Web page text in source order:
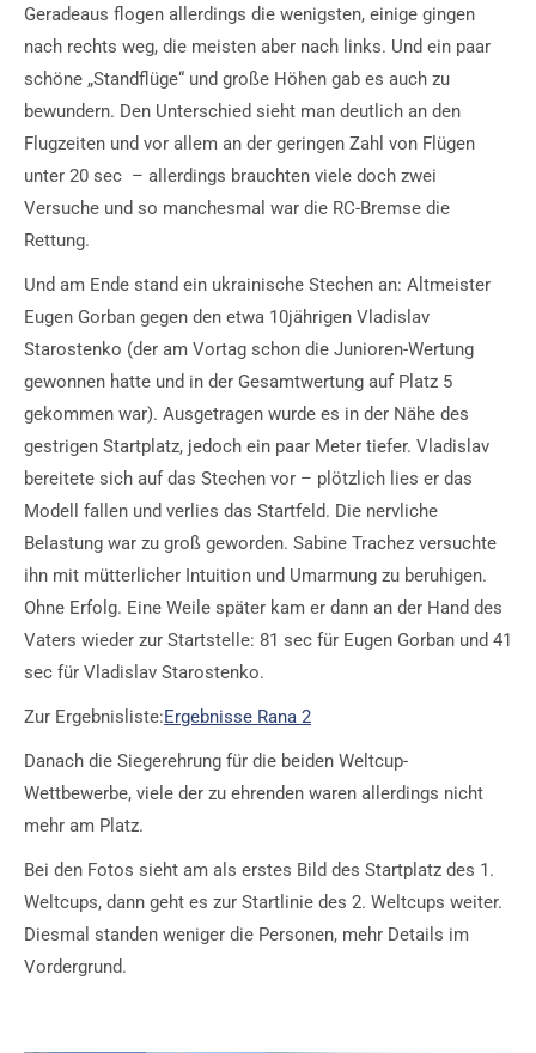
Geradeaus flogen allerdings die wenigsten, einige gingen
nach rechts weg, die meisten aber nach links. Und ein paar
schöne „Standflüge“ und große Höhen gab es auch zu
bewundern. Den Unterschied sieht man deutlich an den
Flugzeiten und vor allem an der geringen Zahl von Flügen
unter 20 sec – allerdings brauchten viele doch zwei
Versuche und so manchesmal war die RC-Bremse die
Rettung.
Und am Ende stand ein ukrainische Stechen an: Altmeister
Eugen Gorban gegen den etwa 10jährigen Vladislav
Starostenko (der am Vortag schon die Junioren-Wertung
gewonnen hatte und in der Gesamtwertung auf Platz 5
gekommen war). Ausgetragen wurde es in der Nähe des
gestrigen Startplatz, jedoch ein paar Meter tiefer. Vladislav
bereitete sich auf das Stechen vor – plötzlich lies er das
Modell fallen und verlies das Startfeld. Die nervliche
Belastung war zu groß geworden. Sabine Trachez versuchte
ihn mit mütterlicher Intuition und Umarmung zu beruhigen.
Ohne Erfolg. Eine Weile später kam er dann an der Hand des
Vaters wieder zur Startstelle: 81 sec für Eugen Gorban und 41
sec für Vladislav Starostenko.
Zur Ergebnisliste:Ergebnisse Rana 2
Danach die Siegerehrung für die beiden Weltcup-
Wettbewerbe, viele der zu ehrenden waren allerdings nicht
mehr am Platz.
Bei den Fotos sieht am als erstes Bild des Startplatz des 1.
Weltcups, dann geht es zur Startlinie des 2. Weltcups weiter.
Diesmal standen weniger die Personen, mehr Details im
Vordergrund.